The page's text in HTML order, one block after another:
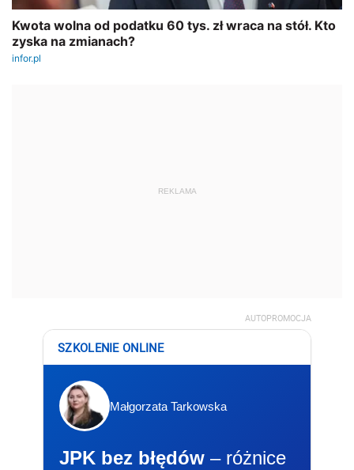
REKLAMA
AUTOPROMOCJA
SZKOLENIE ONLINE
Małgorzata Tarkowska
JPK bez błędów – różnice